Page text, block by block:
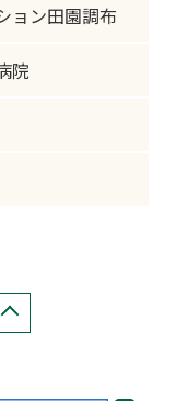
ョン田園調布
院